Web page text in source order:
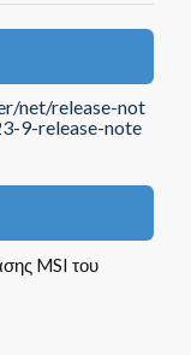
net/release-not
9-release-note
MSI του